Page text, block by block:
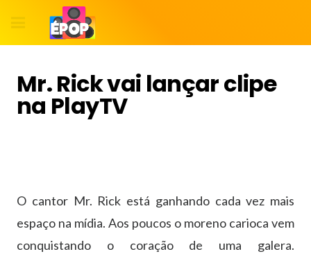
Mr. Rick vai lançar clipe
na PlayTV
O cantor Mr. Rick está ganhando cada vez mais
espaço na mídia. Aos poucos o moreno carioca vem
conquistando o coração de uma galera.